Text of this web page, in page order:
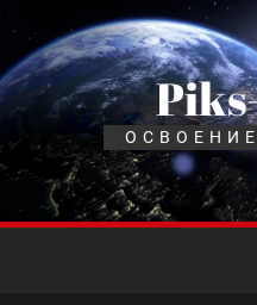
Перейти
содержимому